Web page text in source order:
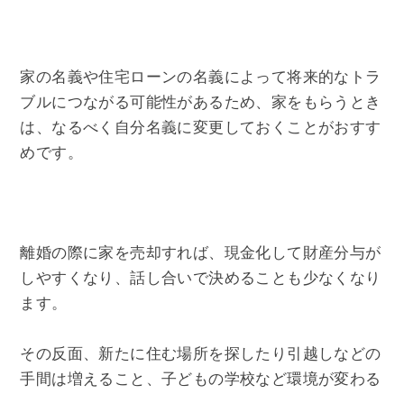
家の名義や住宅ローンの名義によって将来的なトラ
ブルにつながる可能性があるため、家をもらうとき
は、なるべく自分名義に変更しておくことがおすす
めです。
離婚の際に家を売却すれば、現金化して財産分与が
しやすくなり、話し合いで決めることも少なくなり
ます。
その反面、新たに住む場所を探したり引越しなどの
手間は増えること、子どもの学校など環境が変わる